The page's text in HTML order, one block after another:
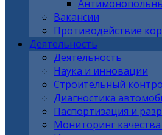
Вакансии
Противодействие
Деятельность
Деятельность
Наука и инновации
Строительный
Диагностика
Паспортизация и
Мониторинг